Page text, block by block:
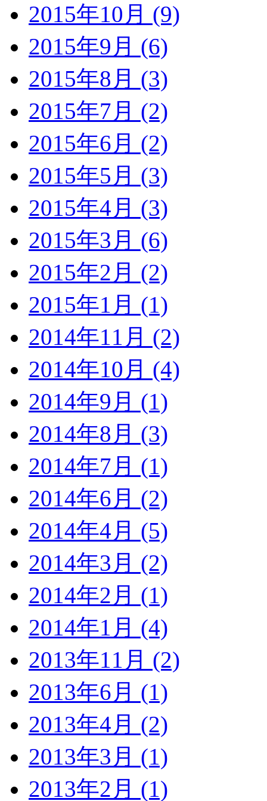
2015年10月 (9)
2015年9月 (6)
2015年8月 (3)
2015年7月 (2)
2015年6月 (2)
2015年5月 (3)
2015年4月 (3)
2015年3月 (6)
2015年2月 (2)
2015年1月 (1)
2014年11月 (2)
2014年10月 (4)
2014年9月 (1)
2014年8月 (3)
2014年7月 (1)
2014年6月 (2)
2014年4月 (5)
2014年3月 (2)
2014年2月 (1)
2014年1月 (4)
2013年11月 (2)
2013年6月 (1)
2013年4月 (2)
2013年3月 (1)
2013年2月 (1)